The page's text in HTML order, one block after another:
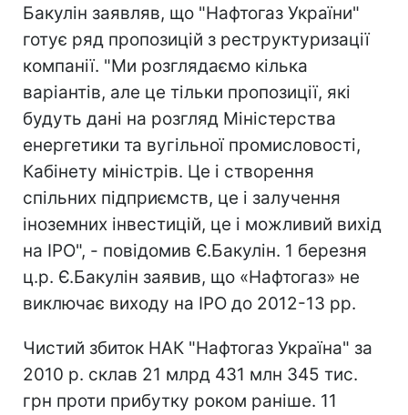
Бакулін заявляв, що "Нафтогаз України"
готує ряд пропозицій з реструктуризації
компанії. "Ми розглядаємо кілька
варіантів, але це тільки пропозиції, які
будуть дані на розгляд Міністерства
енергетики та вугільної промисловості,
Кабінету міністрів. Це і створення
спільних підприємств, це і залучення
іноземних інвестицій, це і можливий вихід
на IPO", - повідомив Є.Бакулін. 1 березня
ц.р. Є.Бакулін заявив, що «Нафтогаз» не
виключає виходу на IPO до 2012-13 рр.
Чистий збиток НАК "Нафтогаз Україна" за
2010 р. склав 21 млрд 431 млн 345 тис.
грн проти прибутку роком раніше. 11